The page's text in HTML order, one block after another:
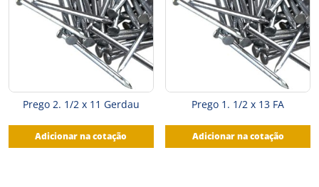
Prego 2. 1/2 x 11 Gerdau
Adicionar na cotação
Prego 1. 1/2 x 13 FA
Adicionar na cotação